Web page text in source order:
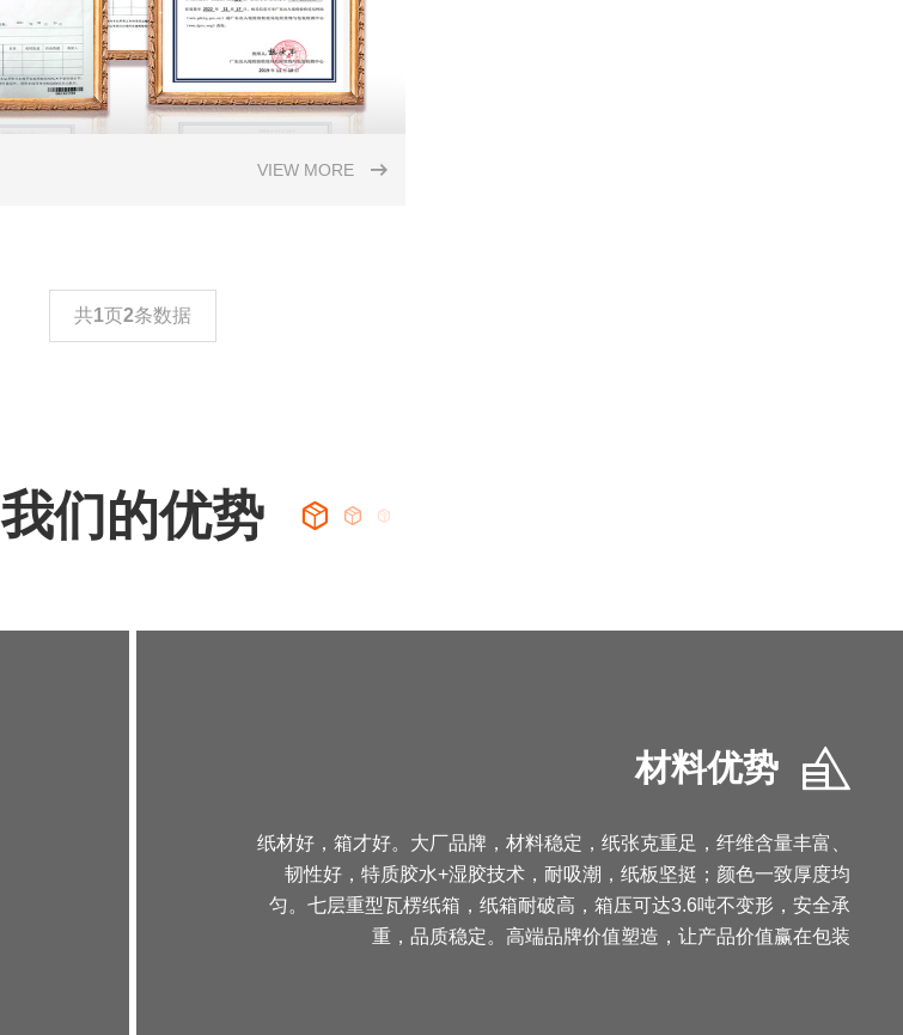
VIEW MORE
共1页2条数据
我们的优势
材料优势
纸材好，箱才好。大厂品牌，材料稳定，纸张克重足，纤维含量丰富、
韧性好，特质胶水+湿胶技术，耐吸潮，纸板坚挺；颜色一致厚度均
匀。七层重型瓦楞纸箱，纸箱耐破高，箱压可达3.6吨不变形，安全承
重，品质稳定。高端品牌价值塑造，让产品价值赢在包装